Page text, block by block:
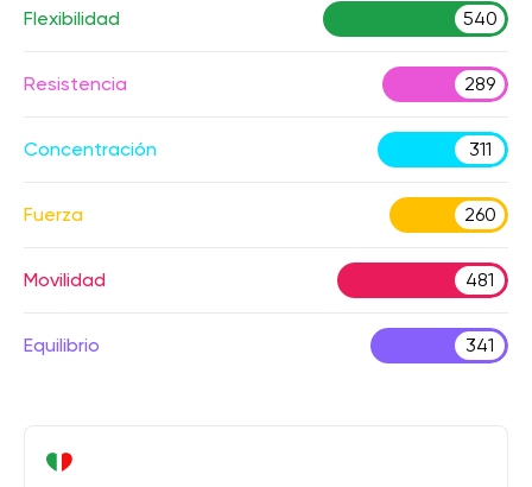
Flexibilidad 540
Resistencia 289
Concentración 311
Fuerza 260
Movilidad 481
Equilibrio 341